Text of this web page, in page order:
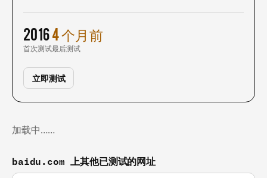
2016
首次测试
4 个月前
最后测试
立即测试
加载中……
baidu.com 上其他已测试的网址